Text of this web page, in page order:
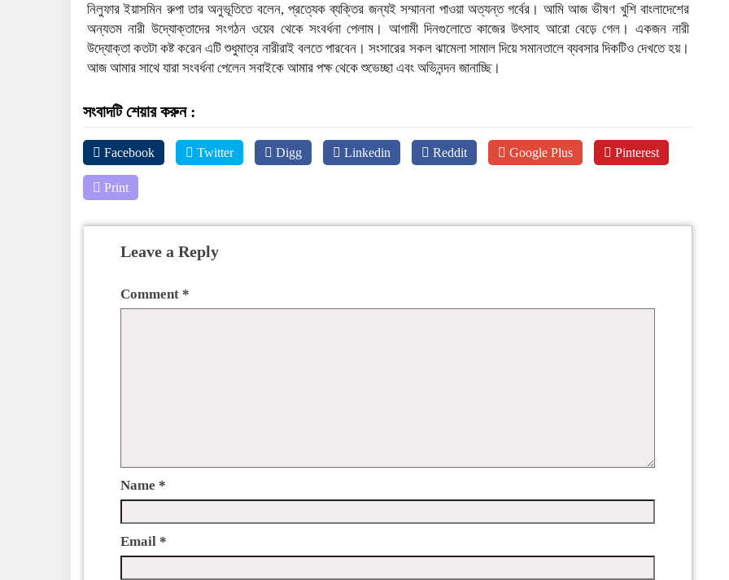
নিলুফার ইয়াসমিন রুপা তার অনুভূতিতে বলেন, প্রত্যেক ব্যক্তির জন্যই সম্মাননা পাওয়া অত্যন্ত গর্বের। আমি আজ ভীষণ খুশি বাংলাদেশের
অন্যতম নারী উদ্যোক্তাদের সংগঠন ওয়েব থেকে সংবর্ধনা পেলাম। আগামী দিনগুলোতে কাজের উৎসাহ আরো বেড়ে গেল। একজন নারী
উদ্যোক্তা কতটা কষ্ট করেন এটি শুধুমাত্র নারীরাই বলতে পারবেন। সংসারের সকল ঝামেলা সামাল দিয়ে সমানতালে ব্যবসার দিকটিও দেখতে হয়।
আজ আমার সাথে যারা সংবর্ধনা পেলেন সবাইকে আমার পক্ষ থেকে শুভেচ্ছা এবং অভিনন্দন জানাচ্ছি।
সংবাদটি শেয়ার করুন :
Facebook Twitter Digg Linkedin Reddit Google Plus Pinterest
Print
Leave a Reply
Comment *
Name *
Email *